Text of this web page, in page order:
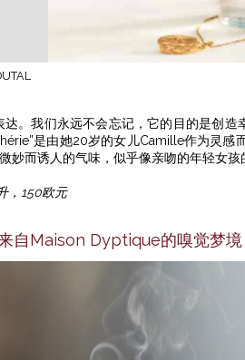
达。我们永远不会忘记，它的目的是创
是由她20岁的女儿Camille作为灵
妙而诱人的气味，似乎像亲吻的年轻女
，150欧元
自Maison Dyptique的嗅觉梦境